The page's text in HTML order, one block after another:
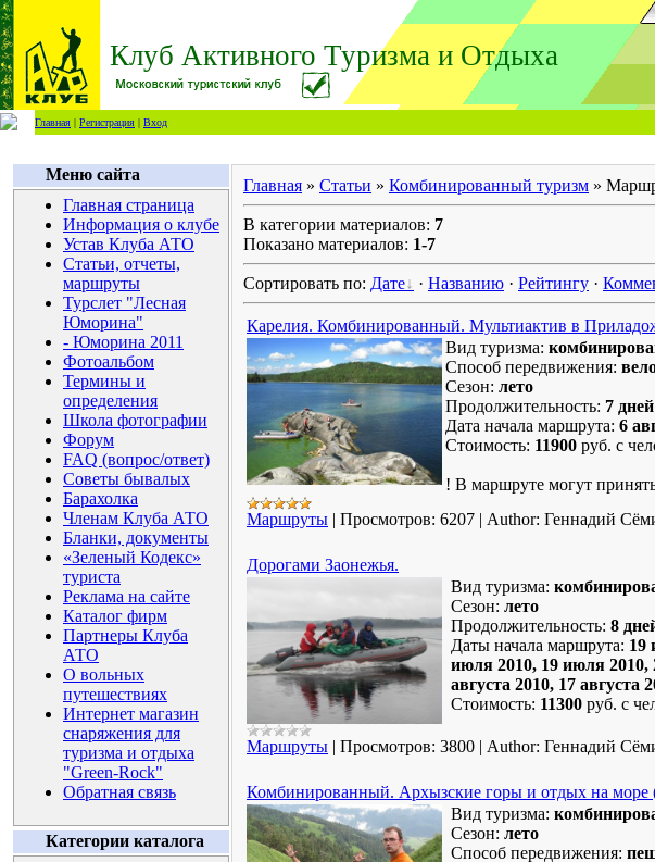
Клуб Активного Туризма и Отдыха
Главная | Регистрация | Вход
Меню сайта
Главная страница
Информация о клубе
Устав Клуба АТО
Статьи, отчеты,
маршруты
Турслет "Лесная
Юморина"
- Юморина 2011
Фотоальбом
Термины и
определения
Школа фотографии
Форум
FAQ (вопрос/ответ)
Советы бывалых
Барахолка
Членам Клуба АТО
Бланки, документы
«Зеленый Кодекс»
туриста
Реклама на сайте
Каталог фирм
Партнеры Клуба
АТО
О вольных
путешествиях
Интернет магазин
снаряжения для
туризма и отдыха
"Green-Rock"
Обратная связь
Категории каталога
Главная » Статьи » Комбинированный туризм »
В категории материалов: 7
Показано материалов: 1-7
Сортировать по: Дате · Названию · Рейтингу ·
Карелия. Комбинированный. Мультиактив в
Вид туризма:
Способ передвижения:
Сезон: лето
Продолжительность: 7 дней
Дата начала маршрута: 6
Стоимость: 11900 руб. с
! В маршруте могут
Маршруты | Просмотров: 6207 | Author: Геннадий
Дорогами Заонежья.
Вид туризма:
Сезон: лето
Продолжительность: 8
Даты начала маршрута: 19
июля 2010, 19 июля 2010,
августа 2010, 17 августа
Стоимость: 11300 руб. с
Маршруты | Просмотров: 3800 | Author: Геннадий
Комбинированный. Архызские горы и отдых на
Вид туризма:
Сезон: лето
Способ передвижения: